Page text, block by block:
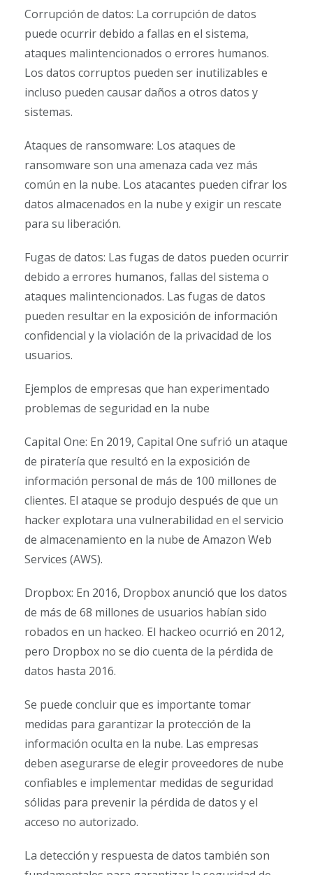
Corrupción de datos: La corrupción de datos
puede ocurrir debido a fallas en el sistema,
ataques malintencionados o errores humanos.
Los datos corruptos pueden ser inutilizables e
incluso pueden causar daños a otros datos y
sistemas.
Ataques de ransomware: Los ataques de
ransomware son una amenaza cada vez más
común en la nube. Los atacantes pueden cifrar los
datos almacenados en la nube y exigir un rescate
para su liberación.
Fugas de datos: Las fugas de datos pueden ocurrir
debido a errores humanos, fallas del sistema o
ataques malintencionados. Las fugas de datos
pueden resultar en la exposición de información
confidencial y la violación de la privacidad de los
usuarios.
Ejemplos de empresas que han experimentado
problemas de seguridad en la nube
Capital One: En 2019, Capital One sufrió un ataque
de piratería que resultó en la exposición de
información personal de más de 100 millones de
clientes. El ataque se produjo después de que un
hacker explotara una vulnerabilidad en el servicio
de almacenamiento en la nube de Amazon Web
Services (AWS).
Dropbox: En 2016, Dropbox anunció que los datos
de más de 68 millones de usuarios habían sido
robados en un hackeo. El hackeo ocurrió en 2012,
pero Dropbox no se dio cuenta de la pérdida de
datos hasta 2016.
Se puede concluir que es importante tomar
medidas para garantizar la protección de la
información oculta en la nube. Las empresas
deben asegurarse de elegir proveedores de nube
confiables e implementar medidas de seguridad
sólidas para prevenir la pérdida de datos y el
acceso no autorizado.
La detección y respuesta de datos también son